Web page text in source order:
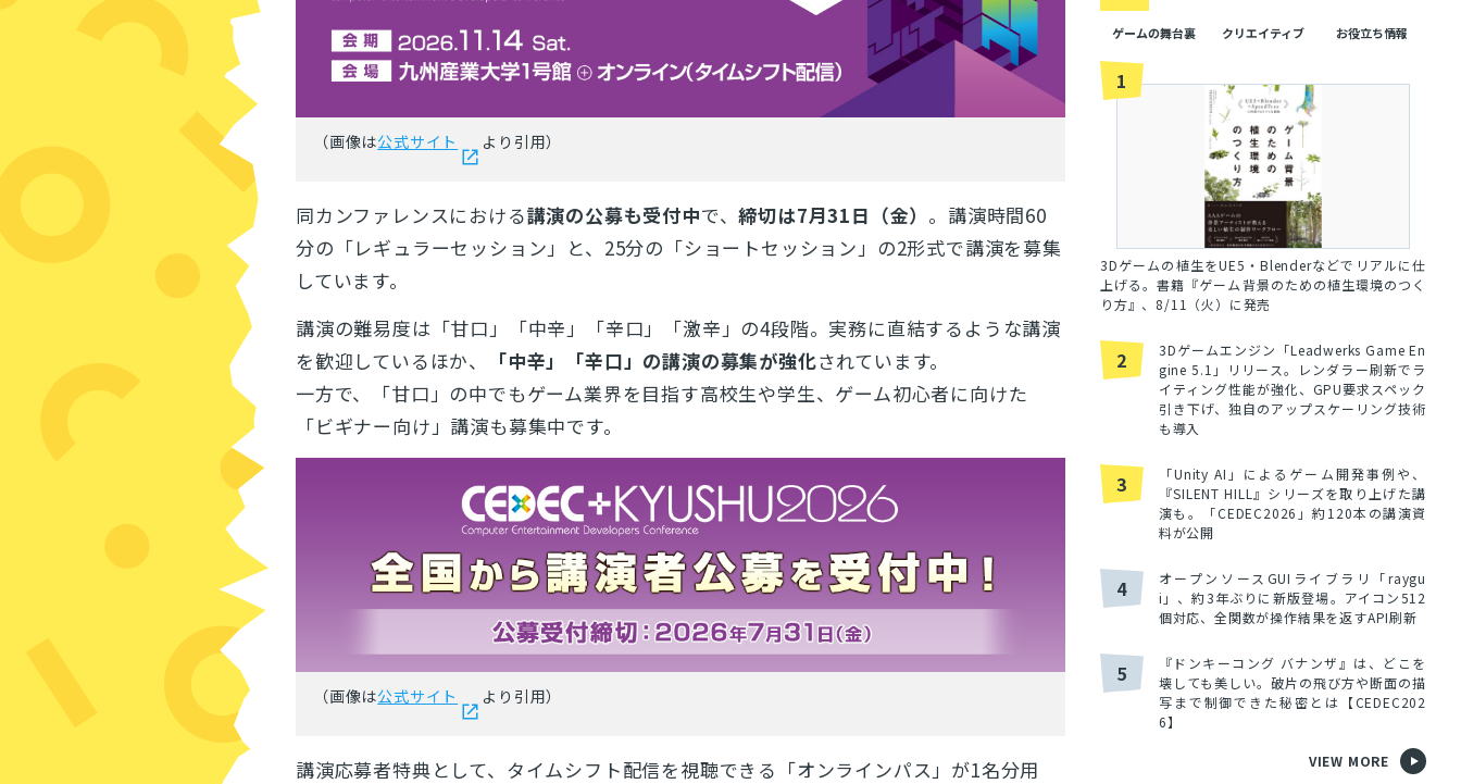
（画像は公式サイト より引用）
同カンファレンスにおける講演の公募も受付中で、締切は7月31日（金） 。講演時間60
分の「レギュラーセッション」と、25分の「ショートセッション」の2形式で講演を募集
しています。
講演の難易度は「甘口」「中辛」「辛口」「激辛」の4段階。実務に直結するような講演
を歓迎しているほか、
「中辛」「辛口」の講演の募集が強化されています。
一方で、「甘口」の中でもゲーム業界を目指す高校生や学生、ゲーム初心者に向けた
「ビギナー向け」講演も募集中です。
（画像は公式サイト より引用）
講演応募者特典として、タイムシフト配信を視聴できる「オンラインパス」が1名分用
ゲームの舞台裏 クリエイティブ お役立ち情報
1
3Dゲームの植生をUE5・Blenderなどでリアルに仕
上げる。書籍『ゲーム背景のための植生環境のつく
り方』、8/11（火）に発売
2
3Dゲームエンジン「Leadwerks Game En
gine 5.1」リリース。レンダラー刷新でラ
イティング性能が強化、GPU要求スペック
引き下げ、独自のアップスケーリング技術
も導入
3
「Unity AI」によるゲーム開発事例や、
『SILENT HILL』シリーズを取り上げた講
演も。「CEDEC2026」約120本の講演資
料が公開
4
オープンソースGUIライブラリ「raygu
i」、約3年ぶりに新版登場。アイコン512
個対応、全関数が操作結果を返すAPI刷新
5
『ドンキーコング バナンザ』は、どこを
壊しても美しい。破片の飛び方や断面の描
写まで制御できた秘密とは【CEDEC202
6】
VIEW MORE